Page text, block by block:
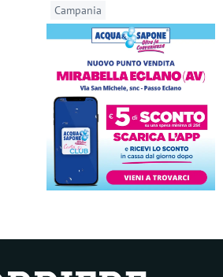
Campania